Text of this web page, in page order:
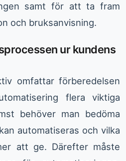
samt för att ta fram
och bruksanvisning.
ur kundens
omfattar förberedelsen
flera viktiga
behöver man bedöma
automatiseras och vilka
att ge. Därefter måste